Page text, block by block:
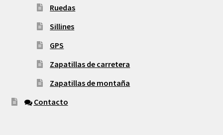
Ruedas
Sillines
GPS
Zapatillas de carretera
Zapatillas de montaña
Contacto